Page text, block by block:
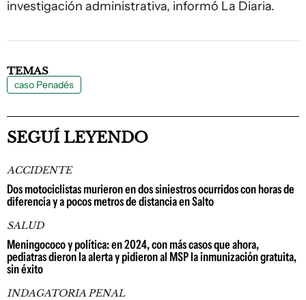
investigación administrativa, informó La Diaria.
TEMAS
caso Penadés
SEGUÍ LEYENDO
ACCIDENTE
Dos motociclistas murieron en dos siniestros ocurridos con horas de
diferencia y a pocos metros de distancia en Salto
SALUD
Meningococo y política: en 2024, con más casos que ahora,
pediatras dieron la alerta y pidieron al MSP la inmunización gratuita,
sin éxito
INDAGATORIA PENAL